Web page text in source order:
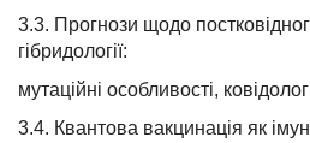
3.3. Прогнози щодо
гібридології:
мутаційні особливості,
3.4. Квантова вакцинація як